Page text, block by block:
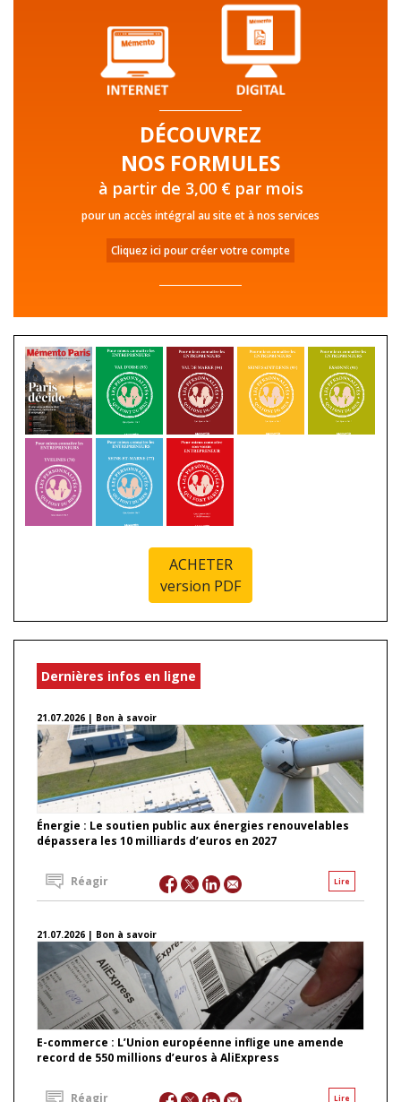
DÉCOUVREZ
NOS FORMULES
à partir de 3,00 € par mois
pour un accès intégral au site et à nos services
Cliquez ici pour créer votre compte
ACHETER
version PDF
Dernières infos en ligne
21.07.2026 | Bon à savoir
Énergie : Le soutien public aux énergies renouvelables
dépassera les 10 milliards d’euros en 2027
Lire
Réagir
21.07.2026 | Bon à savoir
E-commerce : L’Union européenne inflige une amende
record de 550 millions d’euros à AliExpress
Lire
Réagir